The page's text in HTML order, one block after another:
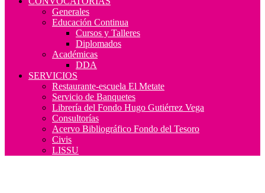
Generales
Educación Continua
Cursos y Talleres
Diplomados
Académicas
DDA
SERVICIOS
Restaurante-escuela El Metate
Servicio de Banquetes
Librería del Fondo Hugo Gutiérrez Vega
Consultorías
Acervo Bibliográfico Fondo del Tesoro
Civis
LISSU